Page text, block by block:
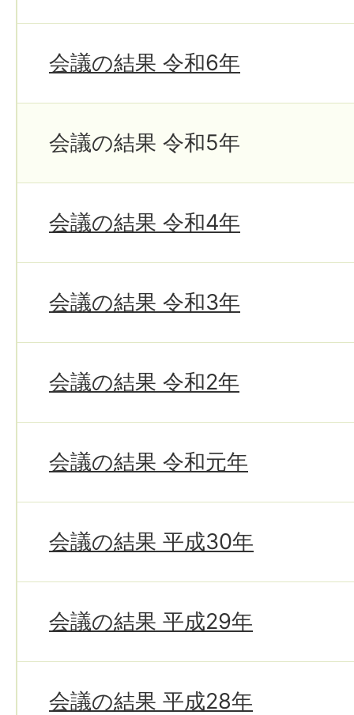
会議の結果 令和6年
会議の結果 令和5年
会議の結果 令和4年
会議の結果 令和3年
会議の結果 令和2年
会議の結果 令和元年
会議の結果 平成30年
会議の結果 平成29年
会議の結果 平成28年